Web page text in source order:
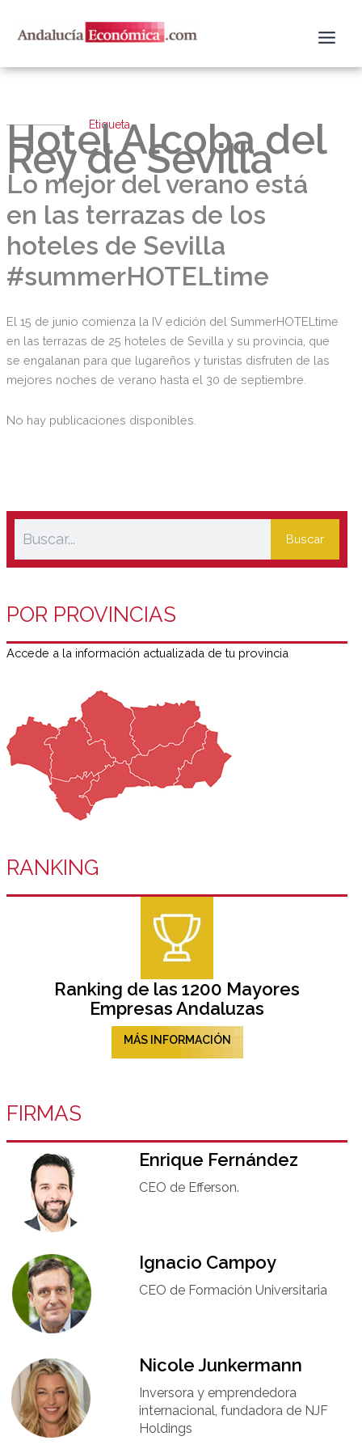
Etiqueta
Hotel Alcoba del
Rey de Sevilla
Lo mejor del verano está
en las terrazas de los
hoteles de Sevilla
#summerHOTELtime
El 15 de junio comienza la IV edición del SummerHOTELtime
en las terrazas de 25 hoteles de Sevilla y su provincia, que
se engalanan para que lugareños y turistas disfruten de las
mejores noches de verano hasta el 30 de septiembre.
No hay publicaciones disponibles.
Buscar
POR PROVINCIAS
Accede a la información actualizada de tu provincia
RANKING
Ranking de las 1200 Mayores
Empresas Andaluzas
MÁS INFORMACIÓN
FIRMAS
Enrique Fernández
CEO de Efferson.
Ignacio Campoy​
CEO de Formación Universitaria​
Nicole Junkermann​
Inversora y emprendedora
internacional, fundadora de NJF
Holdings